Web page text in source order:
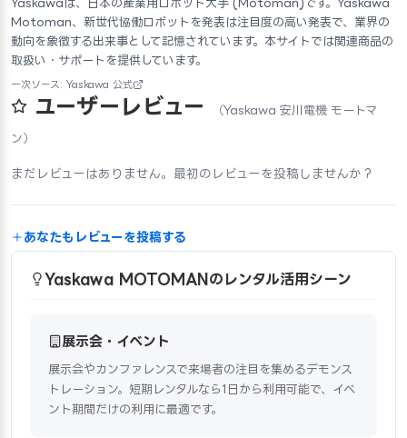
Motoman、新世代協働ロボットを発表は注目度の高い発表で、業界の
動向を象徴する出来事として記憶されています。本サイトでは関連商品の
取扱い・サポートを提供しています。
一次ソース: Yaskawa 公式
ユーザーレビュー （Yaskawa 安川電機 モートマ
ン）
まだレビューはありません。最初のレビューを投稿しませんか？
あなたもレビューを投稿する
Yaskawa MOTOMANのレンタル活用シーン
展示会・イベント
展示会やカンファレンスで来場者の注目を集めるデモンス
トレーション。短期レンタルなら1日から利用可能で、イベ
ント期間だけの利用に最適です。